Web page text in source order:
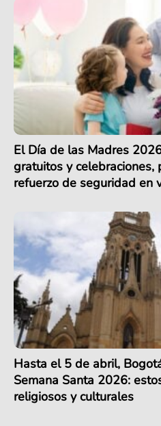
El Día de las Madres
gratuitos y celebraciones,
refuerzo de seguridad en
Hasta el 5 de abril,
Semana Santa 2026:
religiosos y culturales